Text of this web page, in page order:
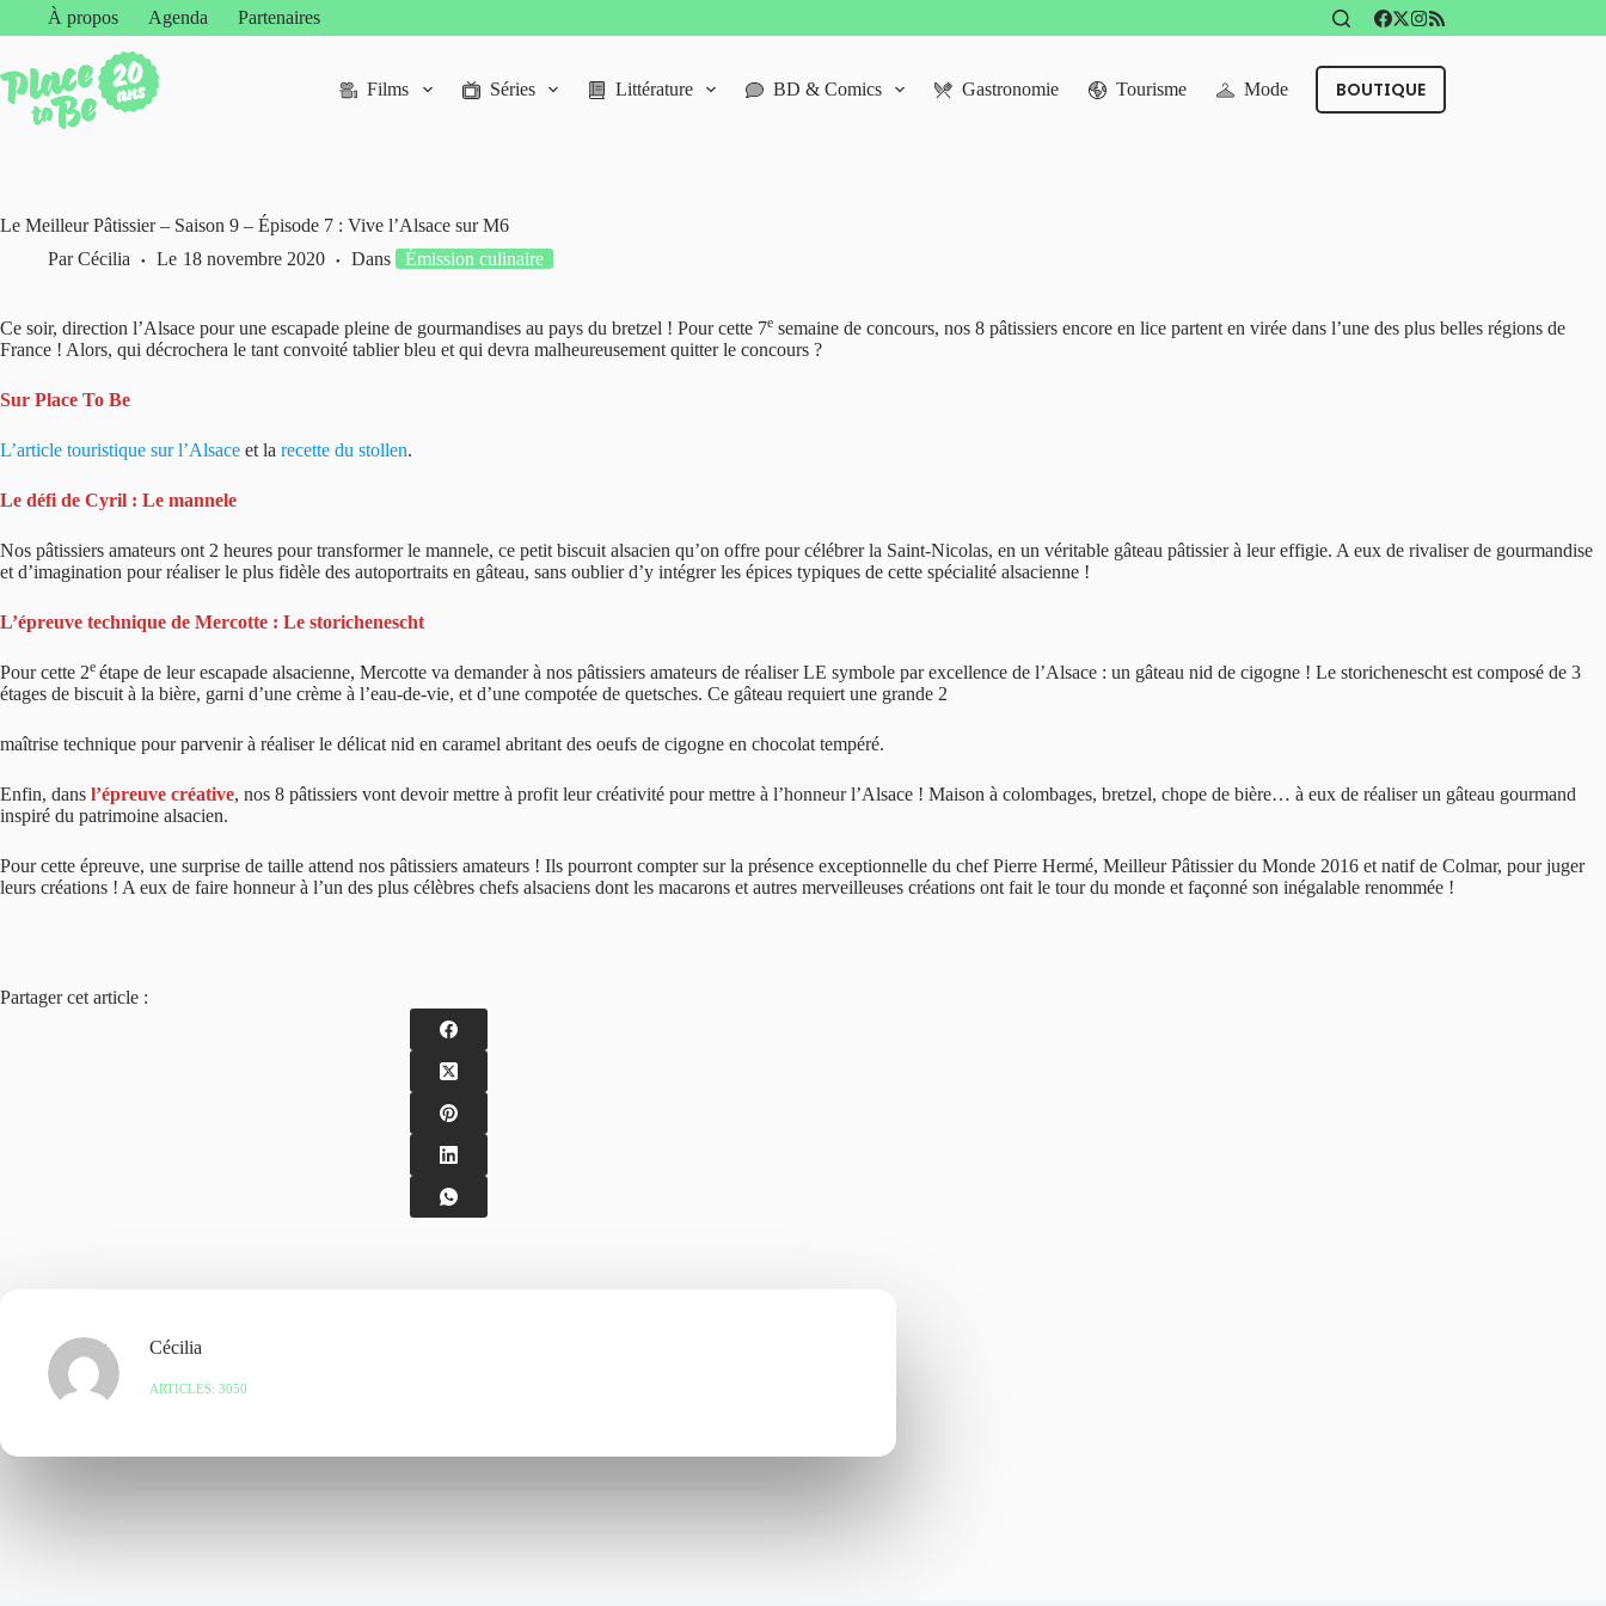
À propos Agenda Partenaires
Films Séries Littérature BD & Comics Gastronomie Tourisme Mode BOUTIQUE
Le Meilleur Pâtissier – Saison 9 – Épisode 7 : Vive l’Alsace sur M6
Par Cécilia Le 18 novembre 2020 Dans Émission culinaire
Ce soir, direction l’Alsace pour une escapade pleine de gourmandises au pays du bretzel ! Pour cette 7e semaine de concours, nos 8 pâtissiers encore en lice partent en virée dans l’une des plus belles régions de
France ! Alors, qui décrochera le tant convoité tablier bleu et qui devra malheureusement quitter le concours ?
Sur Place To Be
L’article touristique sur l’Alsace et la recette du stollen.
Le défi de Cyril : Le mannele
Nos pâtissiers amateurs ont 2 heures pour transformer le mannele, ce petit biscuit alsacien qu’on offre pour célébrer la Saint-Nicolas, en un véritable gâteau pâtissier à leur effigie. A eux de rivaliser de gourmandise
et d’imagination pour réaliser le plus fidèle des autoportraits en gâteau, sans oublier d’y intégrer les épices typiques de cette spécialité alsacienne !
L’épreuve technique de Mercotte : Le storichenescht
Pour cette 2e étape de leur escapade alsacienne, Mercotte va demander à nos pâtissiers amateurs de réaliser LE symbole par excellence de l’Alsace : un gâteau nid de cigogne ! Le storichenescht est composé de 3
étages de biscuit à la bière, garni d’une crème à l’eau-de-vie, et d’une compotée de quetsches. Ce gâteau requiert une grande 2
maîtrise technique pour parvenir à réaliser le délicat nid en caramel abritant des oeufs de cigogne en chocolat tempéré.
Enfin, dans l’épreuve créative, nos 8 pâtissiers vont devoir mettre à profit leur créativité pour mettre à l’honneur l’Alsace ! Maison à colombages, bretzel, chope de bière… à eux de réaliser un gâteau gourmand
inspiré du patrimoine alsacien.
Pour cette épreuve, une surprise de taille attend nos pâtissiers amateurs ! Ils pourront compter sur la présence exceptionnelle du chef Pierre Hermé, Meilleur Pâtissier du Monde 2016 et natif de Colmar, pour juger
leurs créations ! A eux de faire honneur à l’un des plus célèbres chefs alsaciens dont les macarons et autres merveilleuses créations ont fait le tour du monde et façonné son inégalable renommée !
Partager cet article :
Cécilia
ARTICLES: 3050